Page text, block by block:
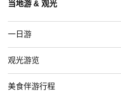
当地游 & 观光
一日游
观光游览
美食伴游行程